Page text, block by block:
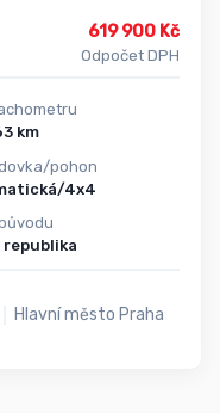
619 900 Kč
Odpočet DPH
161 863 km
pohon
4x4
republika
Hlavní město Praha